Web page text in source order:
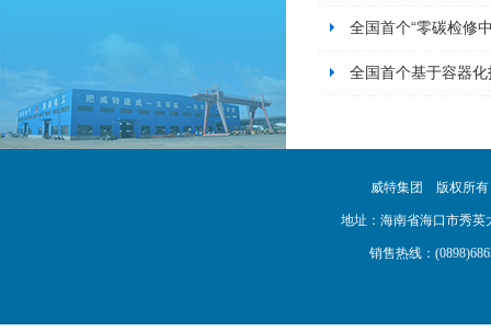
全国首个“零碳检修
全国首个基于容器
威特集团 版权所
地址：海南省海口市秀英
销售热线：